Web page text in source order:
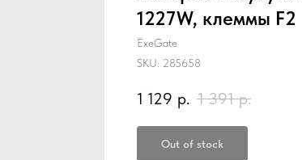
1227W, клеммы
ExeGate
SKU: 285658
1 129 р. 1 391 р.
Out of stock